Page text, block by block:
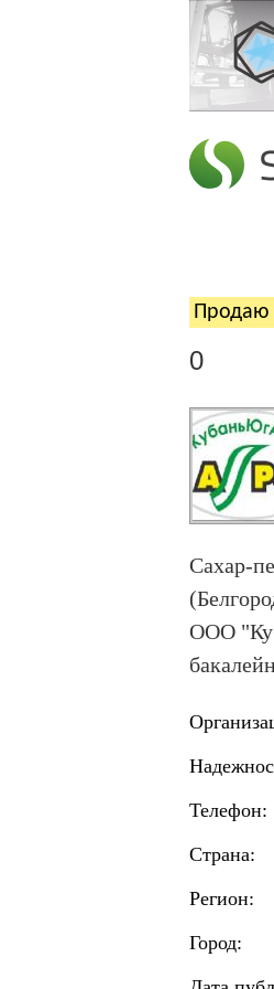
Продаю
0
Cахар-
ООО
Телефон:
Страна:
Регион:
Город: